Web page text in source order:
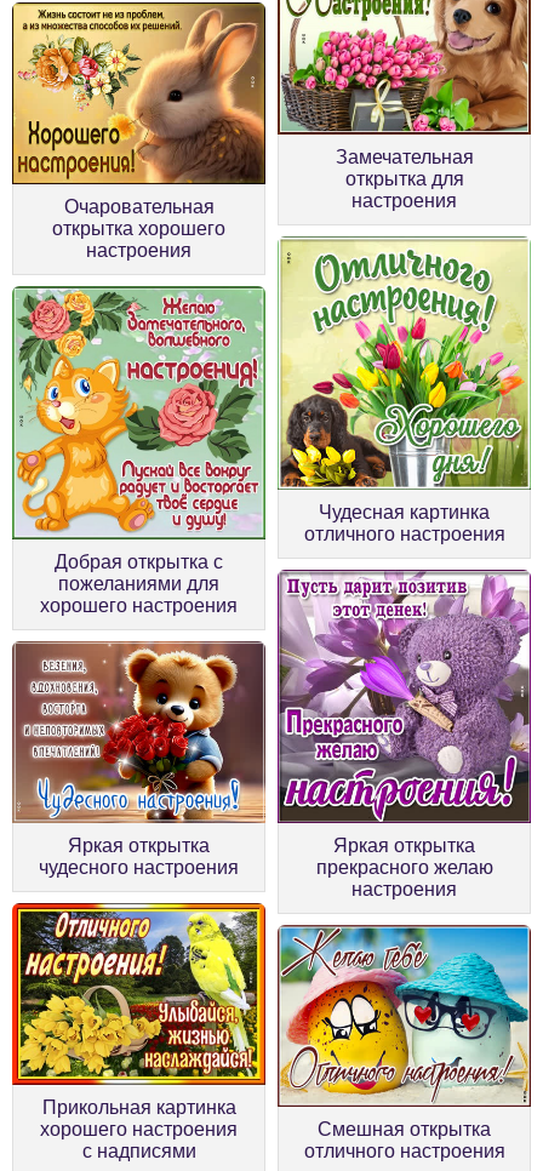
Очаровательная
открытка хорошего
настроения
Замечательная
открытка для
настроения
Добрая открытка с
пожеланиями для
хорошего настроения
Чудесная картинка
отличного настроения
Яркая открытка
чудесного настроения
Яркая открытка
прекрасного желаю
настроения
Прикольная картинка
хорошего настроения
с надписями
Смешная открытка
отличного настроения